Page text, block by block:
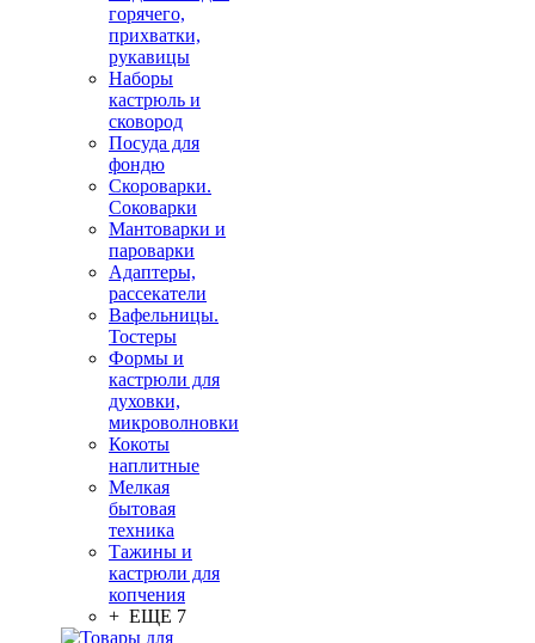
горячего,
прихватки,
рукавицы
Наборы
кастрюль и
сковород
Посуда для
фондю
Скороварки.
Соковарки
Мантоварки и
пароварки
Адаптеры,
рассекатели
Вафельницы.
Тостеры
Формы и
кастрюли для
духовки,
микроволновки
Кокоты
наплитные
Мелкая
бытовая
техника
Тажины и
кастрюли для
копчения
+ ЕЩЕ 7